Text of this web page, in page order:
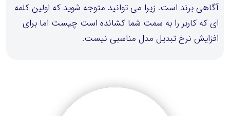
آگاهی برند است. زیرا می توانید متوجه شوید که اولین کلمه
ای که کاربر را به سمت شما کشانده است چیست اما برای
افزایش نرخ تبدیل مدل مناسبی نیست.